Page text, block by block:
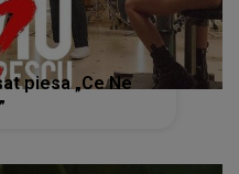
piesa „Ce Ne